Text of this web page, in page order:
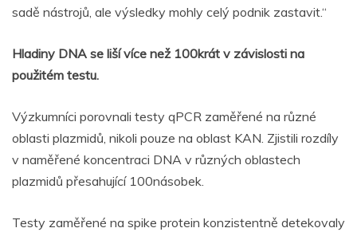
sadě nástrojů, ale výsledky mohly celý podnik zastavit.“
Hladiny DNA se liší více než 100krát v závislosti na
použitém testu.
Výzkumníci porovnali testy qPCR zaměřené na různé
oblasti plazmidů, nikoli pouze na oblast KAN. Zjistili rozdíly
v naměřené koncentraci DNA v různých oblastech
plazmidů přesahující 100násobek.
Testy zaměřené na spike protein konzistentně detekovaly